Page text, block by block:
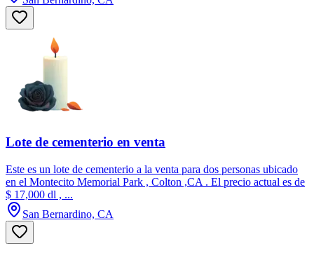
Lote de cementerio en venta
Este es un lote de cementerio a la venta para dos personas ubicado
en el Montecito Memorial Park , Colton ,CA . El precio actual es de
$ 17,000 dl , ...
San Bernardino, CA